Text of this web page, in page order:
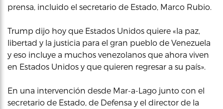
prensa, incluido el secretario de Estado, Marco Rubio.
Trump dijo hoy que Estados Unidos quiere «la paz,
libertad y la justicia para el gran pueblo de Venezuela
y eso incluye a muchos venezolanos que ahora viven
en Estados Unidos y que quieren regresar a su país».
En una intervención desde Mar-a-Lago junto con el
secretario de Estado, de Defensa y el director de la